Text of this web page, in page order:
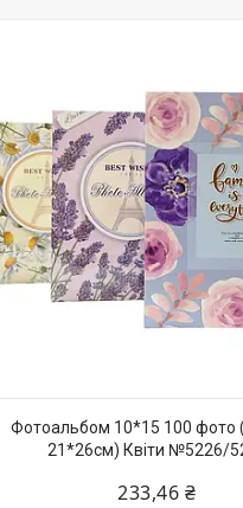
Фотоальбом 10*15 100 фото
21*26см) Квіти №5226/
233,46 ₴